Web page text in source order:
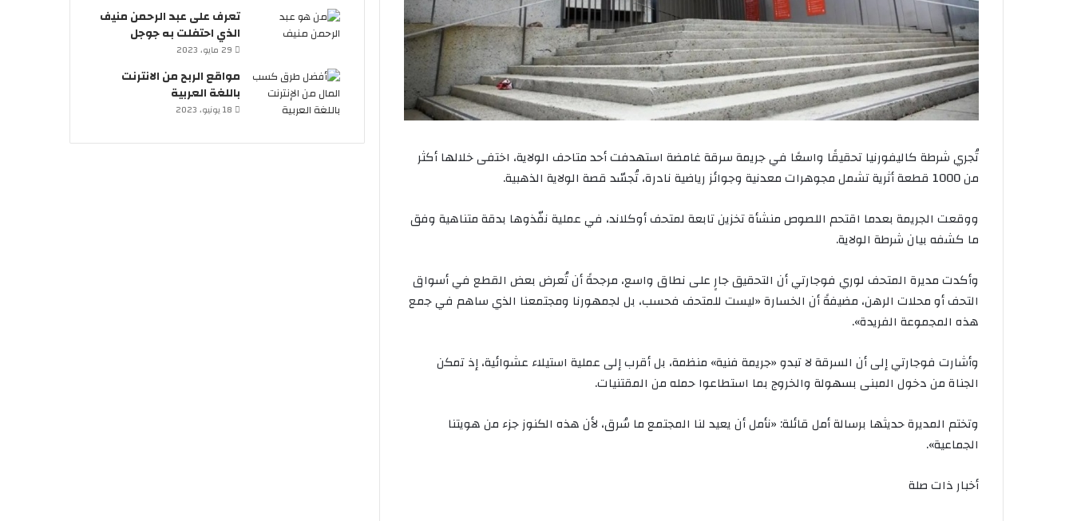
تُجري شرطة كاليفورنيا تحقيقًا واسعًا في جريمة سرقة غامضة استهدفت أحد متاحف الولاية، اختفى خلالها أكثر
من 1000 قطعة أثرية تشمل مجوهرات معدنية وجوائز رياضية نادرة، تُجسّد قصة الولاية الذهبية.
ووقعت الجريمة بعدما اقتحم اللصوص منشأة تخزين تابعة لمتحف أوكلاند، في عملية نفّذوها بدقة متناهية وفق
ما كشفه بيان شرطة الولاية.
وأكدت مديرة المتحف لوري فوجارتي أن التحقيق جارٍ على نطاق واسع، مرجحةً أن تُعرض بعض القطع في أسواق
التحف أو محلات الرهن، مضيفةً أن الخسارة «ليست للمتحف فحسب، بل لجمهورنا ومجتمعنا الذي ساهم في جمع
هذه المجموعة الفريدة».
وأشارت فوجارتي إلى أن السرقة لا تبدو «جريمة فنية» منظمة، بل أقرب إلى عملية استيلاء عشوائية، إذ تمكن
الجناة من دخول المبنى بسهولة والخروج بما استطاعوا حمله من المقتنيات.
وتختم المديرة حديثها برسالة أمل قائلة: «نأمل أن يعيد لنا المجتمع ما سُرق، لأن هذه الكنوز جزء من هويتنا
الجماعية».
أخبار ذات صلة
تعرف على عبد الرحمن منيف
الذي احتفلت به جوجل
29 مايو، 2023
مواقع الربح من الانترنت
باللغة العربية
18 يونيو، 2023